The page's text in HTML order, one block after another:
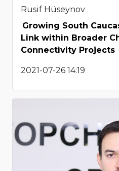
Rusif Hüseynov
Growing South
Link within Broader
Connectivity Projects
2021-07-26 14:19